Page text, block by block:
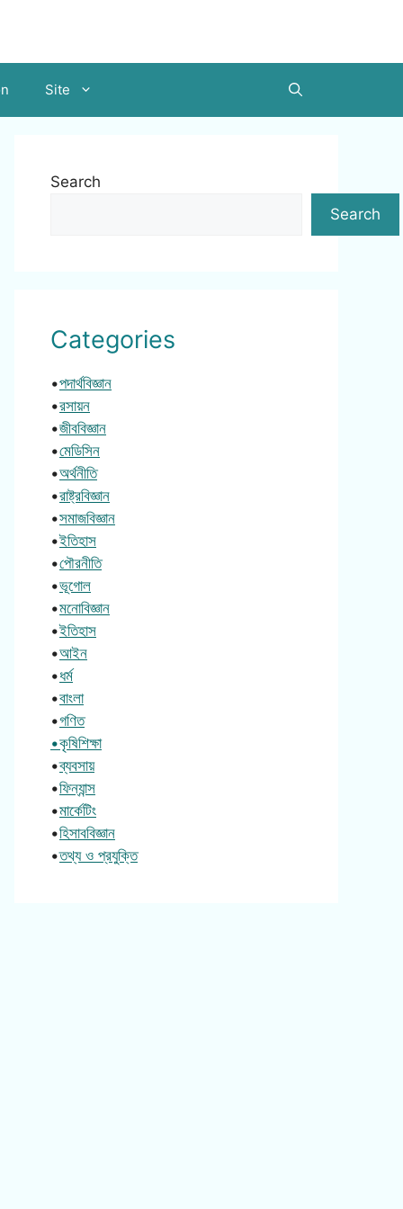
Site
Search
Search
Categories
•পদার্থবিজ্ঞান
•রসায়ন
•জীববিজ্ঞান
•মেডিসিন
•অর্থনীতি
•রাষ্ট্রবিজ্ঞান
•সমাজবিজ্ঞান
•ইতিহাস
•পৌরনীতি
•ভূগোল
•মনোবিজ্ঞান
•ইতিহাস
•আইন
•ধর্ম
•বাংলা
•গণিত
•কৃষিশিক্ষা
•ব্যবসায়
•ফিন্যান্স
•মার্কেটিং
•হিসাববিজ্ঞান
•তথ্য ও প্রযুক্তি